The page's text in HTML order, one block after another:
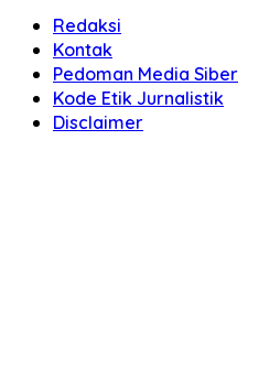
Redaksi
Kontak
Pedoman Media Siber
Kode Etik Jurnalistik
Disclaimer